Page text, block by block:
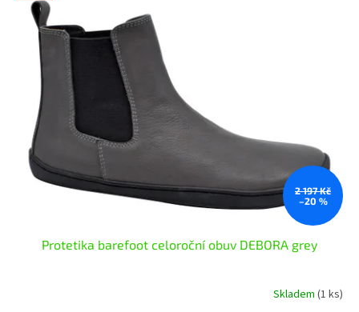
2 197 Kč
–20 %
Protetika barefoot celoroční obuv DEBORA grey
Skladem (1 ks)